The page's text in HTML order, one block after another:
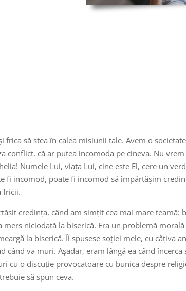
frica să stea în calea misiunii tale. Avem o
conflict, că ar putea incomoda pe cineva. Nu
Numele Lui, viața Lui, cine este El, cere un
incomod, poate fi incomod să împărtășim
fricii.
credința, când am simțit cea mai mare teamă:
niciodată la biserică. Era un problemă
la biserică. Îi spusese soției mele, cu câțiva
când va muri. Așadar, eram lângă ea când
cu o discuție provocatoare cu bunica despre
să spun ceva.